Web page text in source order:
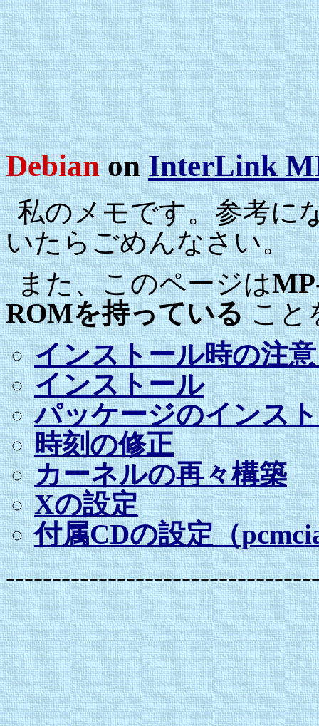
DebianonInterLink
私のメモです。参考に
いたらごめんなさい。
また、このページは
ROMを持っていること
インストール時の注
インストール
パッケージのインス
時刻の修正
カーネルの再々構築
Xの設定
付属CDの設定（